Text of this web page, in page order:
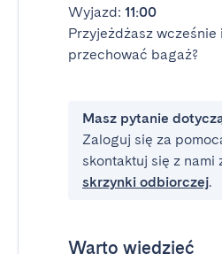
Wyjazd: 11:00
Przyjeżdżasz
przechować bagaż?
Masz pytanie
Zaloguj się za
skontaktuj się z nami
skrzynki odbiorczej.
Warto wiedzieć